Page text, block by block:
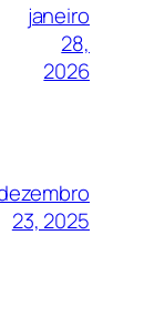
janeiro
28,
2026
23, 2025